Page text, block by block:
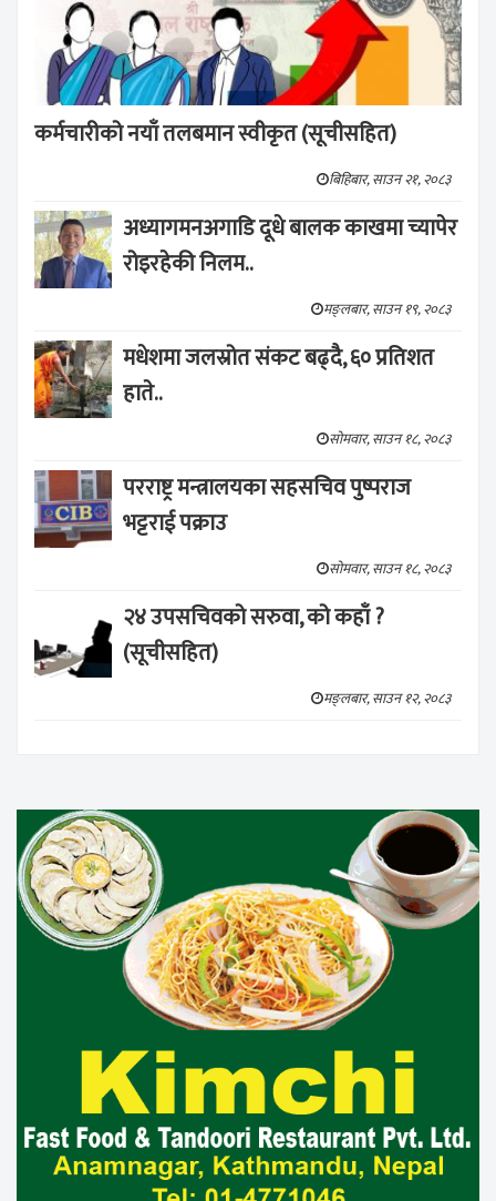
कर्मचारीको नयाँ तलबमान स्वीकृत (सूचीसहित)
बिहिबार, साउन २१, २०८३
अध्यागमनअगाडि दूधे बालक काखमा च्यापेर
रोइरहेकी निलम..
मङ्लबार, साउन १९, २०८३
मधेशमा जलस्रोत संकट बढ्दै, ६० प्रतिशत
हाते..
सोमवार, साउन १८, २०८३
परराष्ट्र मन्त्रालयका सहसचिव पुष्पराज
भट्टराई पक्राउ
सोमवार, साउन १८, २०८३
२४ उपसचिवको सरुवा, को कहाँ ?
(सूचीसहित)
मङ्लबार, साउन १२, २०८३